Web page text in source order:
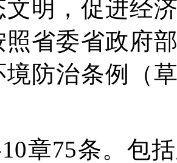
文明，促进经
照省委省政府
境防治条例（
章75条。包